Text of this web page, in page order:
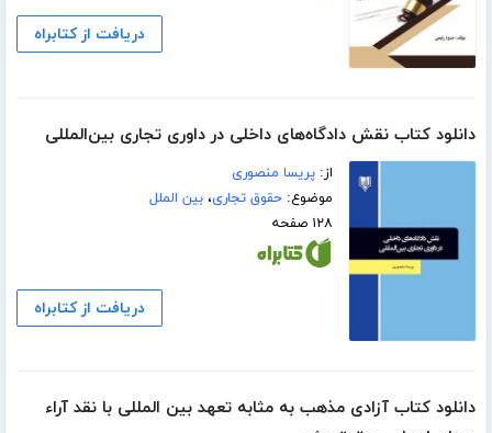
دریافت از کتابراه
دانلود کتاب نقش دادگاه‌های داخلی در داوری تجاری بین‌المللی
از:پریسا منصوری
موضوع:حقوق تجاری،بین الملل
۱۲۸ صفحه
دریافت از کتابراه
دانلود کتاب آزادی مذهب به مثابه تعهد بین المللی با نقد آراء